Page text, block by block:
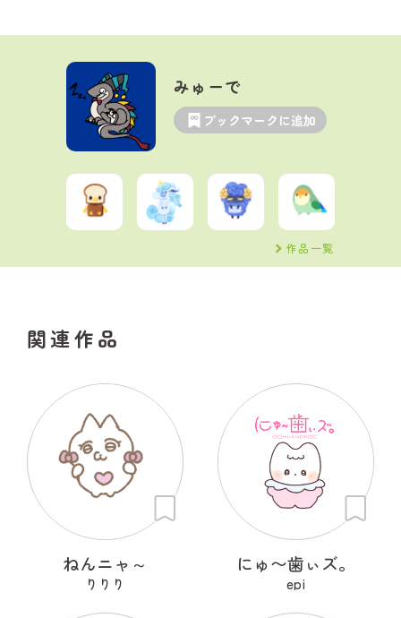
みゅーで
ブックマークに追加
作品一覧
関連作品
ねんニャ～
りりり
にゅ〜歯ぃズ。
epi